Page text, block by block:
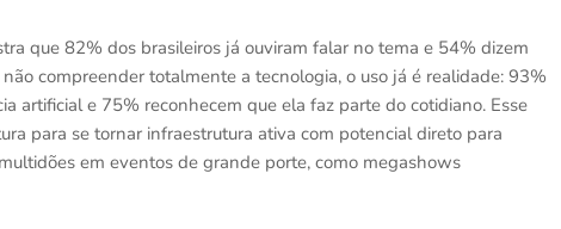
que 82% dos brasileiros já ouviram falar no tema e 54% dizem
compreender totalmente a tecnologia, o uso já é realidade: 93%
artificial e 75% reconhecem que ela faz parte do cotidiano. Esse
para se tornar infraestrutura ativa com potencial direto para
em eventos de grande porte, como megashows